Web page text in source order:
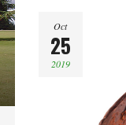
Oct
25
2019